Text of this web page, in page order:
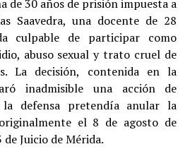
de 30 años de prisión impuesta a
Saavedra, una docente de 28
culpable de participar como
abuso sexual y trato cruel de
La decisión, contenida en la
inadmisible una acción de
defensa pretendía anular la
el 8 de agosto de
Juicio de Mérida.